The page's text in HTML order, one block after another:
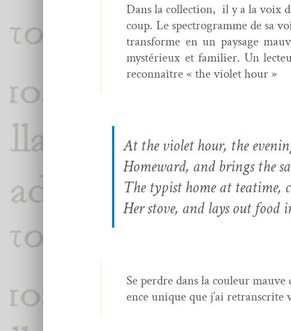
Dans la col­lec­tion, il y a la voix
coup. Le spec­tro­gramme de sa
trans­forme en un paysage
mys­térieux et fam­i­li­er. Un
recon­naître « the vio­let hour »
At the vio­let hour, the
Home­ward, and brings the
The typ­ist home at teatime,
Her stove, and lays out food
Se per­dre dans la couleur
ence unique que j’ai retran­scrite